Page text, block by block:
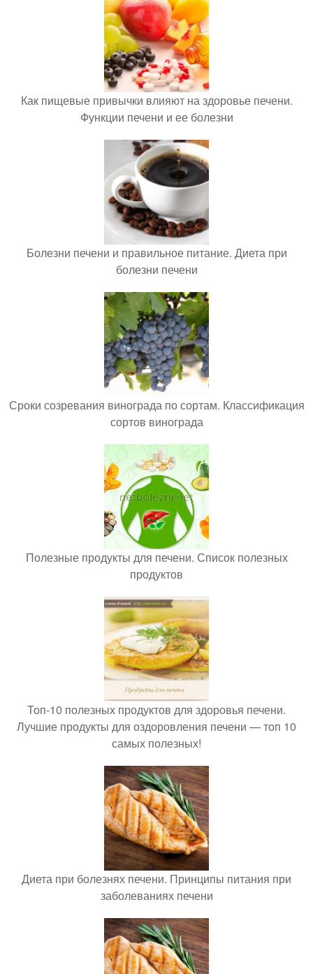
Как пищевые привычки влияют на здоровье печени.
Функции печени и ее болезни
Болезни печени и правильное питание. Диета при
болезни печени
Сроки созревания винограда по сортам. Классификация
сортов винограда
Полезные продукты для печени. Список полезных
продуктов
Топ-10 полезных продуктов для здоровья печени.
Лучшие продукты для оздоровления печени — топ 10
самых полезных!
Диета при болезнях печени. Принципы питания при
заболеваниях печени